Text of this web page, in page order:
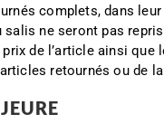
complets, dans
ne seront pas
de l’article ainsi
retournés ou de la